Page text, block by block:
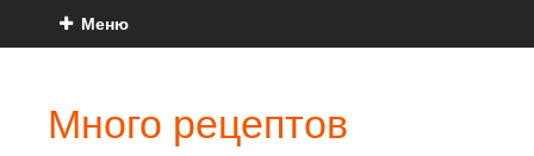
Меню
Много рецептов